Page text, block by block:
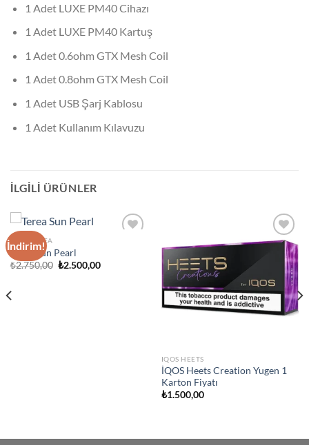
1 Adet LUXE PM40 Cihazı
1 Adet LUXE PM40 Kartuş
1 Adet 0.6ohm GTX Mesh Coil
1 Adet 0.8ohm GTX Mesh Coil
1 Adet USB Şarj Kablosu
1 Adet Kullanım Kılavuzu
İLGILI ÜRÜNLER
İndirim!
IQOS TEREA
Terea Sun Pearl
₺2.750,00 Orijinal
₺2.500,00Şu
Add to
wishlist
IQOS HEETS
İQOS Heets Creation Yugen 1
Karton Fiyatı
₺1.500,00